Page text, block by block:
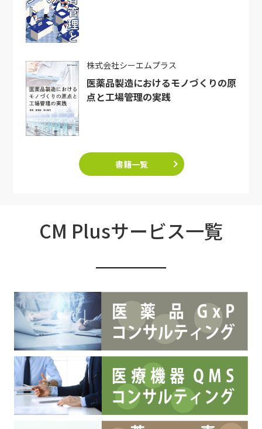
株式会社シーエムプラス
医薬品製造におけるモノづくりの原
点と工場管理の実践
書籍一覧
CM Plusサービス一覧